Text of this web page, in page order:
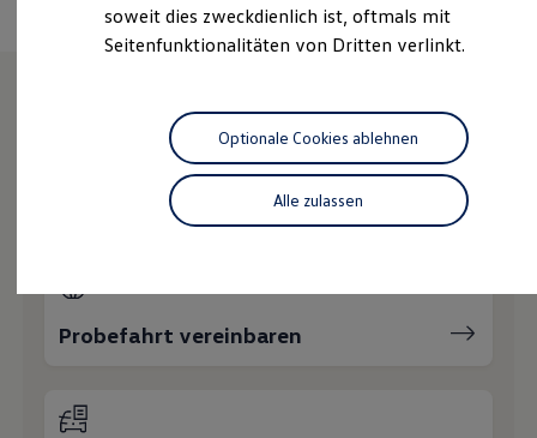
Driving Experience
Volkswagen entdecken
Lifestyle Shop
T-Roc Kollektion
Golf Kollektion
ID. Kollektion
Volkswagen Kollektion
R-Kollektion
Besitzer und Service
myVolkswagen
Wie können wir
Ihnen weiterhelfen?
Probefahrt vereinbaren
soweit dies zweckdienlich ist, oftmals mit
Seitenfunktionalitäten von Dritten verlinkt.
Alle zulassen
Optionale Cookies ablehnen